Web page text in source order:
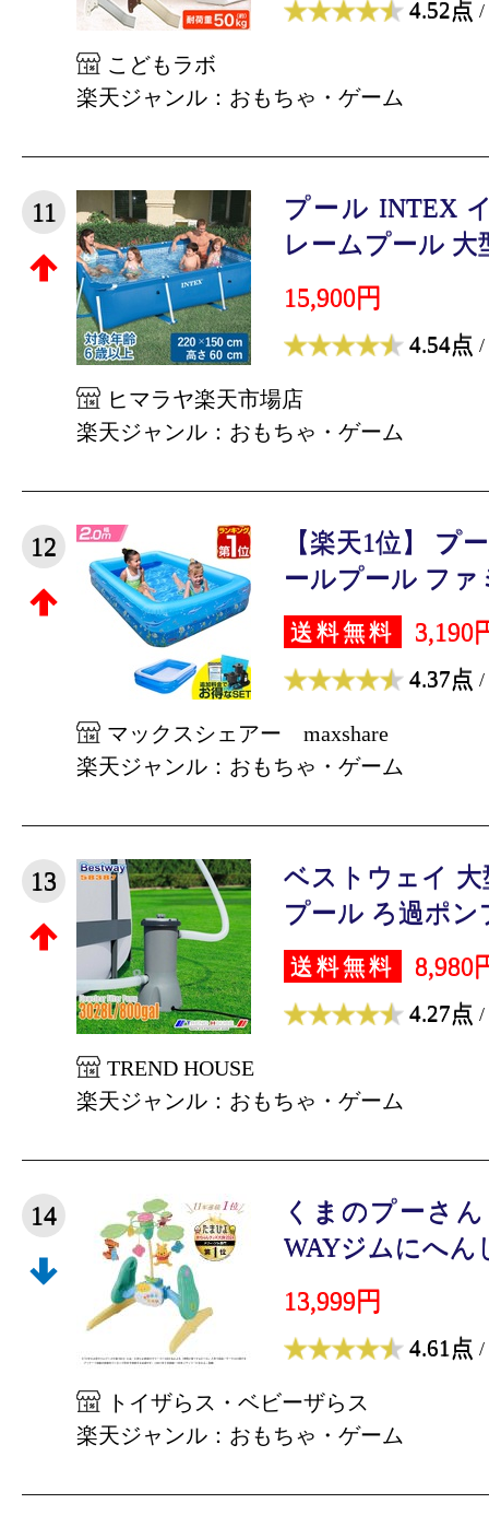
4.52点 /
こどもラボ
楽天ジャンル：おもちゃ・ゲーム
11
プール INTEX
レームプール 大
15,900円
4.54点 /
ヒマラヤ楽天市場店
楽天ジャンル：おもちゃ・ゲーム
12
【楽天1位】 プ
ールプール ファ
送料無料 3,190
4.37点 /
マックスシェアー maxshare
楽天ジャンル：おもちゃ・ゲーム
13
ベストウェイ
プール ろ過ポン
送料無料 8,980
4.27点 /
TREND HOUSE
楽天ジャンル：おもちゃ・ゲーム
14
くまのプーさ
WAYジムにへん
13,999円
4.61点 /
トイザらス・ベビーザらス
楽天ジャンル：おもちゃ・ゲーム